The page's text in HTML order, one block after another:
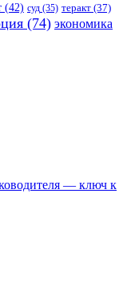
(42) суд (35) теракт (37)
(74) экономика
— ключ к